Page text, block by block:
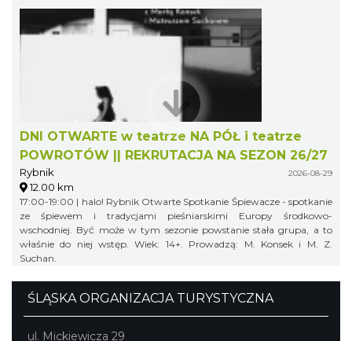
DNI OTWARTE w teatrze NA PÓŁ i teatrze
POWROTÓW || REKRUTACJA NA SEZON 26/27
Rybnik 2026-08-29
12.00 km
17:00-19:00 | halo! Rybnik Otwarte Spotkanie Śpiewacze - spotkanie
ze śpiewem i tradycjami pieśniarskimi Europy środkowo-
wschodniej. Być może w tym sezonie powstanie stała grupa, a to
właśnie do niej wstęp. Wiek: 14+. Prowadzą: M. Konsek i M. Z.
Suchan.
ŚLĄSKA ORGANIZACJA TURYSTYCZNA
ul. Mickiewicza 29